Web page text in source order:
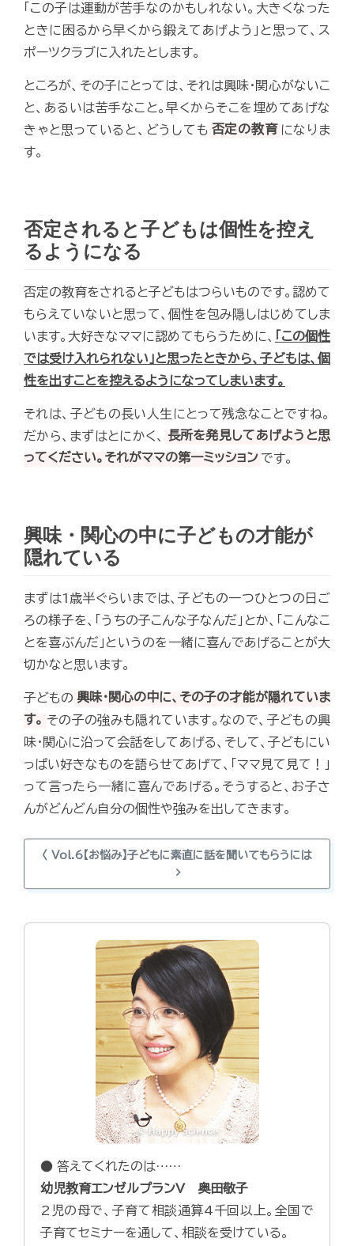
「この子は運動が苦手なのかもしれない。大きくなった
ときに困るから早くから鍛えてあげよう」と思って、ス
ポーツクラブに入れたとします。
ところが、その子にとっては、それは興味・関心がないこ
と、あるいは苦手なこと。早くからそこを埋めてあげな
きゃと思っていると、どうしても 否定の教育 になりま
す。
否定されると子どもは個性を控え
るようになる
否定の教育をされると子どもはつらいものです。認めて
もらえていないと思って、個性を包み隠しはじめてしま
います。大好きなママに認めてもらうために、
「この個性
では受け入れられない」と思ったときから、子どもは、個
性を出すことを控えるようになってしまいます。
それは、子どもの長い人生にとって残念なことですね。
だから、まずはとにかく、
長所を発見してあげようと思
ってください。それがママの第一ミッション です。
興味・関心の中に子どもの才能が
隠れている
まずは1歳半ぐらいまでは、子どもの一つひとつの日ご
ろの様子を、「うちの子こんな子なんだ」とか、「こんなこ
とを喜ぶんだ」というのを一緒に喜んであげることが大
切かなと思います。
子どもの 興味・関心の中に、その子の才能が隠れていま
す。 その子の強みも隠れています。なので、子どもの興
味・関心に沿って会話をしてあげる、そして、子どもにい
っぱい好きなものを語らせてあげて、「ママ見て見て！」
って言ったら一緒に喜んであげる。そうすると、お子さ
んがどんどん自分の個性や強みを出してきます。
〈 Vol.6【お悩み】子どもに素直に話を聞いてもらうには
chevron_right
● 答えてくれたのは……
幼児教育エンゼルプランV 奥田敬子
2児の母で、子育て相談通算4千回以上。全国で
子育てセミナーを通して、相談を受けている。